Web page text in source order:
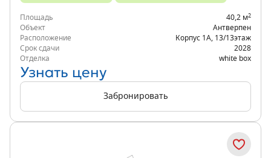
Площадь 40,2 м2
Объект
Антверпен
Расположение
Корпус 1А 13/13этаж
Срок сдачи
2028
Отделка
white box
Узнать цену
Забронировать